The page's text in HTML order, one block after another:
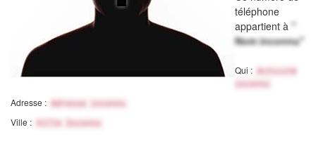
téléphone
appartient à "
Nom inconnu"
Qui :
Activité
inconnu
Adresse : Adresse inconnu
Ville : Ville Inconnu